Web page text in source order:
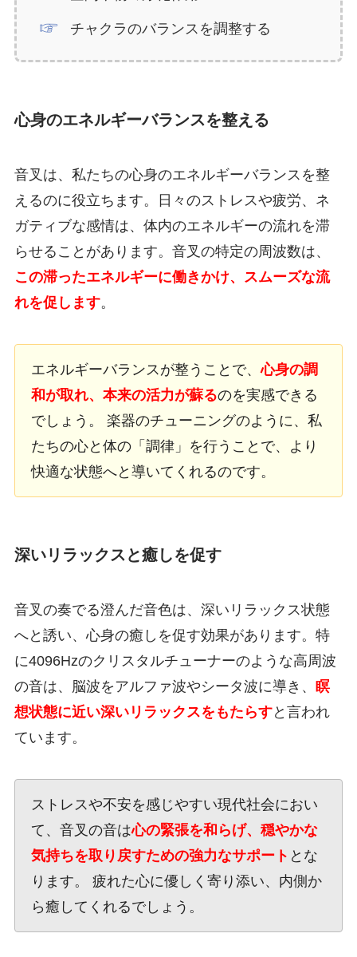
チャクラのバランスを調整する
心身のエネルギーバランスを整える
音叉は、私たちの心身のエネルギーバランスを整
えるのに役立ちます。日々のストレスや疲労、ネ
ガティブな感情は、体内のエネルギーの流れを滞
らせることがあります。音叉の特定の周波数は、
この滞ったエネルギーに働きかけ、スムーズな流
れを促します。
エネルギーバランスが整うことで、心身の調
和が取れ、本来の活力が蘇るのを実感できる
でしょう。 楽器のチューニングのように、私
たちの心と体の「調律」を行うことで、より
快適な状態へと導いてくれるのです。
深いリラックスと癒しを促す
音叉の奏でる澄んだ音色は、深いリラックス状態
へと誘い、心身の癒しを促す効果があります。特
に4096Hzのクリスタルチューナーのような高周波
の音は、脳波をアルファ波やシータ波に導き、 瞑
想状態に近い深いリラックスをもたらすと言われ
ています。
ストレスや不安を感じやすい現代社会におい
て、音叉の音は心の緊張を和らげ、穏やかな
気持ちを取り戻すための強力なサポート とな
ります。 疲れた心に優しく寄り添い、内側か
ら癒してくれるでしょう。